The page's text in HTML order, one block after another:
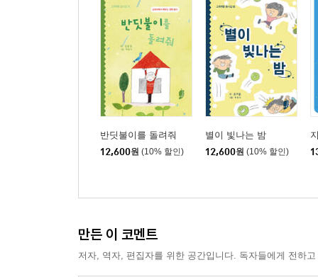
반딧불이를 돌려줘
12,600원 (10% 할인)
별이 빛나는 밤
12,600원 (10% 할인)
만든 이 코멘트
저자, 역자, 편집자를 위한 공간입니다. 독자들에게 전하